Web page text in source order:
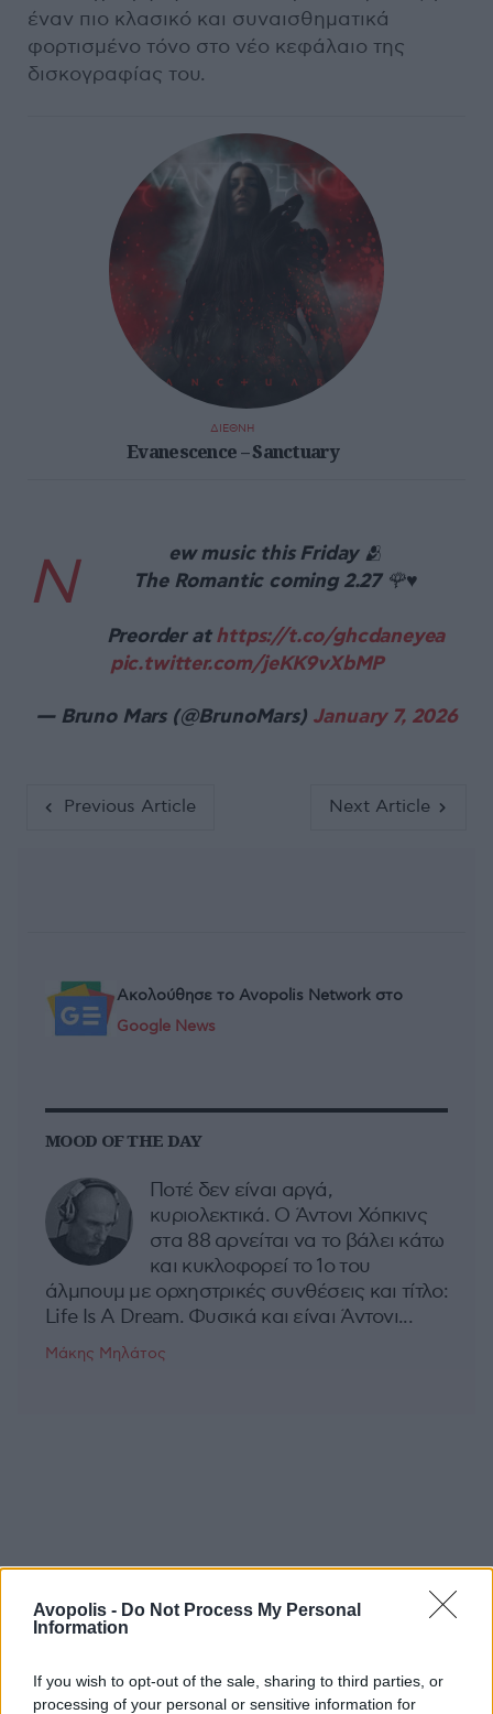
Avopolis - Do Not Process My Personal
Information
If you wish to opt-out of the sale, sharing to third parties, or
processing of your personal or sensitive information for
έναν πιο κλασικό και συναισθηματικά
φορτισμένο τόνο στο νέο κεφάλαιο της
δισκογραφίας του.
ΔΙΕΘΝΗ
Evanescence – Sanctuary
N
ew music this Friday 🫂
The Romantic coming 2.27 🌹♥️
Preorder athttps://t.co/ghcdaneyea
pic.twitter.com/jeKK9vXbMP
— Bruno Mars (@BrunoMars) January 7, 2026
Previous Article Next Article
Ακολούθησε το Avopolis Network στο
Google News
MOOD OF THE DAY
Ποτέ δεν είναι αργά,
κυριολεκτικά. Ο Άντονι Χόπκινς
στα 88 αρνείται να το βάλει κάτω
και κυκλοφορεί το 1ο του
άλμπουμ με ορχηστρικές συνθέσεις και τίτλο:
Life Is A Dream. Φυσικά και είναι Άντονι...
Μάκης Μηλάτος